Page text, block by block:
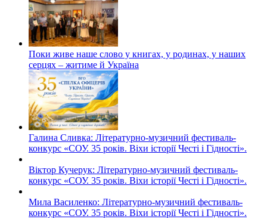
Поки живе наше слово у книгах, у родинах, у наших
серцях – житиме й Україна
Галина Сливка: Літературно-музичний фестиваль-
конкурс «СОУ. 35 років. Віхи історії Честі і Гідності».
Віктор Кучерук: Літературно-музичний фестиваль-
конкурс «СОУ. 35 років. Віхи історії Честі і Гідності».
Мила Василенко: Літературно-музичний фестиваль-
конкурс «СОУ. 35 років. Віхи історії Честі і Гідності».